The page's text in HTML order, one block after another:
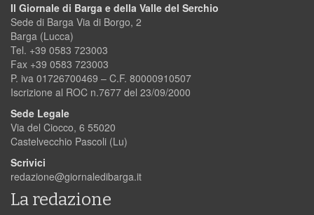
Il Giornale di Barga e della Valle del Serchio
Sede di Barga Via di Borgo, 2
Barga (Lucca)
Tel. +39 0583 723003
Fax +39 0583 723003
P. iva 01726700469 – C.F. 80000910507
Iscrizione al ROC n.7677 del 23/09/2000
Sede Legale
Via del Ciocco, 6 55020
Castelvecchio Pascoli (Lu)
Scrivici
redazione@giornaledibarga.it
La redazione